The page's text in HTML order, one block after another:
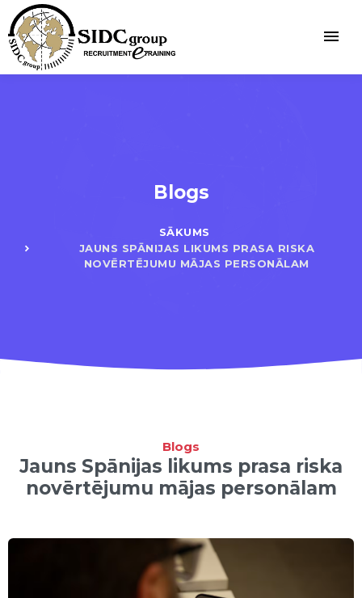
Blogs
SĀKUMS
JAUNS SPĀNIJAS LIKUMS PRASA RISKA
NOVĒRTĒJUMU MĀJAS PERSONĀLAM
Blogs
Jauns Spānijas likums prasa riska
novērtējumu mājas personālam